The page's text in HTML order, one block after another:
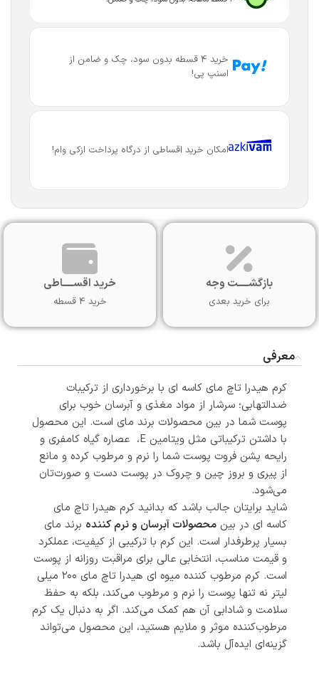
خرید 4 قسطه بدون سود، چک و ضامن از
اسنپ پی!
امکان خرید اقساطی از درگاه پرداخت ازکی وام!
بازگشـــــت وجه
برای خرید بعدی
خرید اقســـــاطی
خرید 4 قسطه
معرفی
کرم هیدرا تاچ مای کاسه ای با برخورداری از ترکیبات
ضدالتهابی؛ سرشار از مواد مغذی و آبرسان خوب برای
پوست‌ شما در بین محصولات برند مای است. این محصول
با داشتن ترکیباتی مثل ویتامین E، عصاره گیاه کامفری و
رایحه‌ پشن فروت پوست شما را نرم و مرطوب کرده و مانع
از پیری و بروز چین و چروک در پوست دست و صورت‌تان
می‌شود.
شاید برایتان جالب باشد که بدانید کرم هیدرا تاچ مای
کاسه ای در بین محصولات آبرسان و نرم کننده برند مای
بسیار پرطرفدار است. این کرم با ترکیبی از کیفیت، عملکرد
و قیمت مناسب، انتخابی عالی برای مراقبت روزانه از پوست
است. کرم مرطوب کننده میوه ای هیدرا تاچ مای ۲۰۰ میلی
لیتر نه تنها پوست را نرم و مرطوب می‌کند، بلکه به حفظ
سلامت و شادابی آن هم کمک می‌کند. اگر به دنبال یک کرم
مرطوب‌کننده موثر و ملایم هستید، این محصول می‌تواند
گزینه‌ای ایده‌آل باشد.